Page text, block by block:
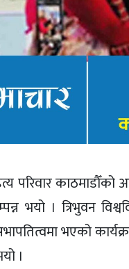
परिवार
भयो । त्रिभुवन
भएको
।